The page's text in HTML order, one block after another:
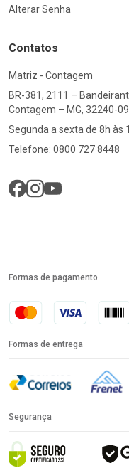
Alterar Senha
Contatos
Matriz - Contagem
BR-381, 2111 –
Contagem – MG, 32240-
Segunda a sexta de 8h às
Telefone: 0800 727 8448
Formas de pagamento
Formas de entrega
Segurança